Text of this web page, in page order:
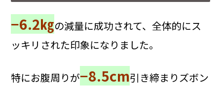
−6.2㎏の減量に成功されて、全体的にス
ッキリされた印象になりました。
特にお腹周りが−8.5cm引き締まりズボン